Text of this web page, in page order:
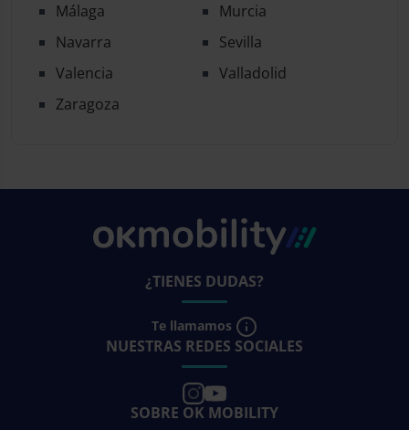
Málaga
Murcia
Navarra
Sevilla
Valencia
Valladolid
Zaragoza
¿TIENES DUDAS?
Te llamamos
NUESTRAS REDES SOCIALES
SOBRE OK MOBILITY